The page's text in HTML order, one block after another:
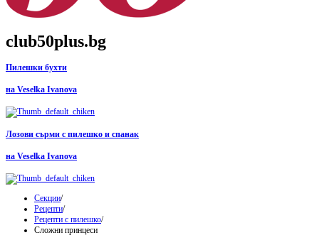
club50plus.bg
Пилешки бухти
на Veselka Ivanova
Лозови сърми с пилешко и спанак
на Veselka Ivanova
Секции/
Рецепти/
Рецепти с пилешко/
Сложни принцеси